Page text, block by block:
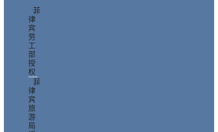
菲
律
宾
劳
工
部
授
权
菲
律
宾
旅
游
局